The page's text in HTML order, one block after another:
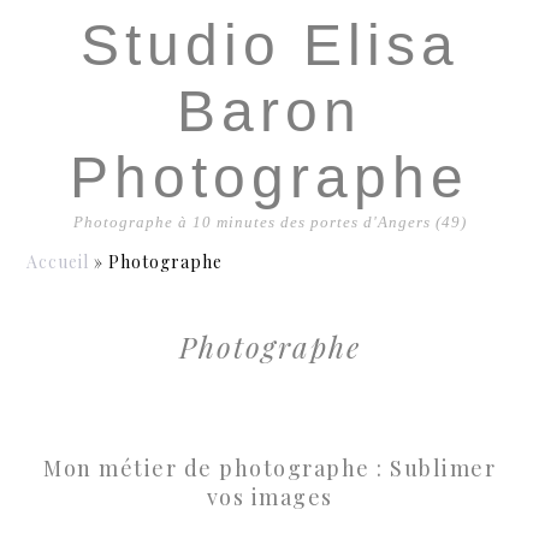
Studio Elisa
Baron
Photographe
Photographe à 10 minutes des portes d'Angers (49)
Accueil »Photographe
Photographe
Mon métier de photographe : Sublimer
vos images